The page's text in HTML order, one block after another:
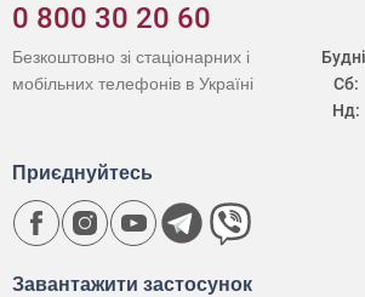
0 800 30 20 60
Сб:
Нд:
Безкоштовно зі стаціонарних і
мобільних телефонів в Україні
Завантажити застосунок
Приєднуйтесь